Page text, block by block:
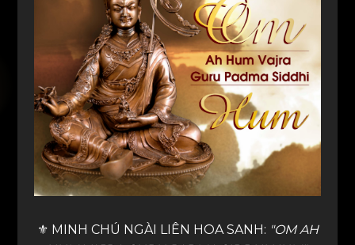
⚜️ MINH CHÚ NGÀI LIÊN HOA SANH: "OM AH